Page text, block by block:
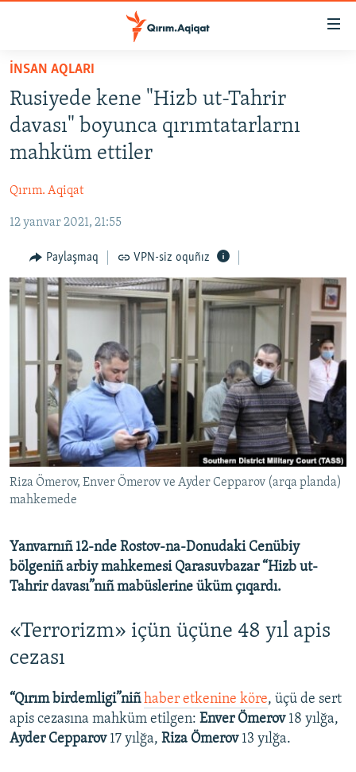
Esas
qaytmaq
Baş
navigatsiyağa
qaytmaq
Qıdıruvğa
SİYASET
İQTİSADİYAT
MEDENİYET
İNSAN AQLARI
VİDEO
SÜRET
BLOGLAR
Русский
Українською
QOŞULIÑIZ!
İNSAN AQLARI
Rusiyede kene "Hizb ut-Tahrir
davası" boyunca qırımtatarlarnı
mahküm ettiler
Qırım. Aqiqat
12 yanvar 2021, 21:55
Paylaşmaq VPN-siz oquñız
Riza Ömerov, Enver Ömerov ve Ayder Cepparov (arqa planda)
mahkemede
Yanvarnıñ 12-nde Rostov-na-Donudaki Cenübiy
bölgeniñ arbiy mahkemesi Qarasuvbazar “Hizb ut-
Tahrir davası”nıñ mabüslerine üküm çıqardı.​
«Terrorizm» içün üçüne 48 yıl apis
cezası
“Qırım birdemligi”niñ haber etkenine köre, üçü de sert
apis cezasına mahküm etilgen: Enver Ömerov 18 yılğa,
Ayder Cepparov17 yılğa, Riza Ömerov 13 yılğa.